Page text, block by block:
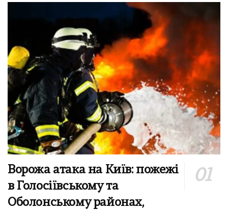
Ворожа атака на Київ: пожежі
в Голосіївському та
Оболонському районах,